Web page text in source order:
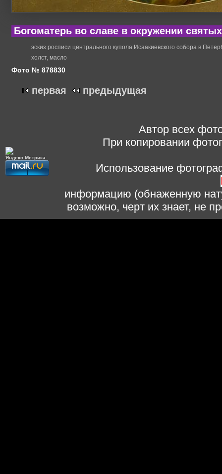
Богоматерь во славе в окружении
эскиз росписи центрального купола Исаакиевского собора в
холст, масло
Фото № 878830
первая предыдущая
Автор всех
При копировании
Использование
информацию (обнаженную
возможно, черт их знает, не